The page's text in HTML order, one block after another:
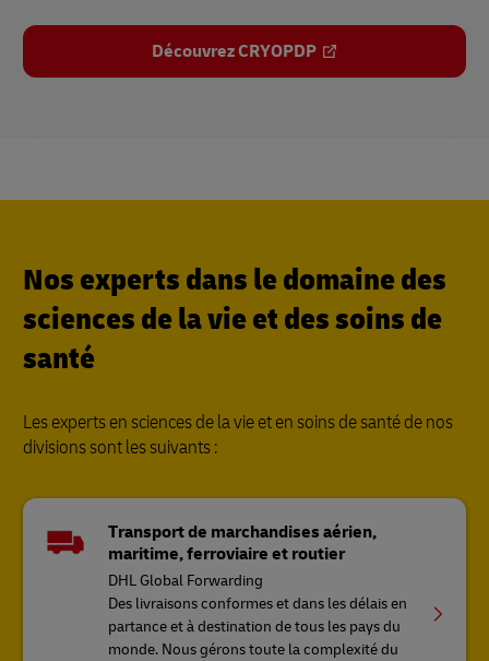
Découvrez CRYOPDP
Nos experts dans le domaine des
sciences de la vie et des soins de
santé
Les experts en sciences de la vie et en soins de santé de nos
divisions sont les suivants :
Transport de marchandises aérien,
maritime, ferroviaire et routier
DHL Global Forwarding
Des livraisons conformes et dans les délais en
partance et à destination de tous les pays du
monde. Nous gérons toute la complexité du